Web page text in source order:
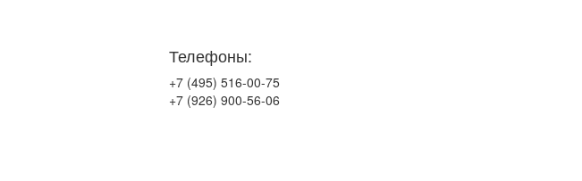
Телефоны:
+7 (495) 516-00-75
+7 (926) 900-56-06